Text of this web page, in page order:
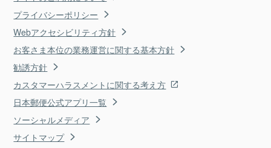
プライバシーポリシー
Webアクセシビリティ方針
お客さま本位の業務運営に関する基本方針
勧誘方針
カスタマーハラスメントに関する考え方
日本郵便公式アプリ一覧
ソーシャルメディア
サイトマップ